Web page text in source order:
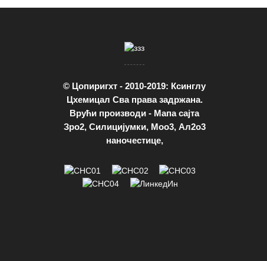
© Цопиригхт - 2010-2019: Ксинглу
Цхемицал Сва права задржана.
Врући производи - Мапа сајта
Зро2, Силицијумки, Моо3, Ал2о3
наночестице,